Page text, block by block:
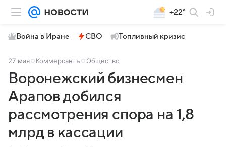
+22°
Война в Иране СВО Топливный кризис
27 мая Коммерсантъ Общество
Воронежский бизнесмен
Арапов добился
рассмотрения спора на 1,8
млрд в кассации